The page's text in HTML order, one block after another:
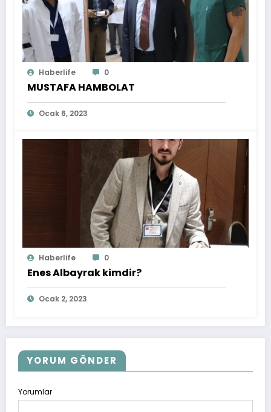
Haberlife 0
MUSTAFA HAMBOLAT
Ocak 6, 2023
Haberlife 0
Enes Albayrak kimdir?
Ocak 2, 2023
YORUM GÖNDER
Yorumlar